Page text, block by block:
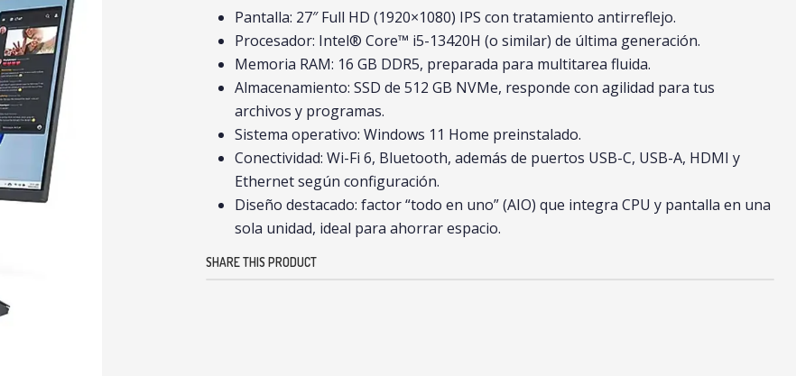
Pantalla: 27″ Full HD (1920×1080) IPS con tratamiento antirreflejo.
Procesador: Intel® Core™ i5-13420H (o similar) de última generación.
Memoria RAM: 16 GB DDR5, preparada para multitarea fluida.
Almacenamiento: SSD de 512 GB NVMe, responde con agilidad para tus
archivos y programas.
Sistema operativo: Windows 11 Home preinstalado.
Conectividad: Wi-Fi 6, Bluetooth, además de puertos USB-C, USB-A, HDMI y
Ethernet según configuración.
Diseño destacado: factor “todo en uno” (AIO) que integra CPU y pantalla en una
sola unidad, ideal para ahorrar espacio.
SHARE THIS PRODUCT